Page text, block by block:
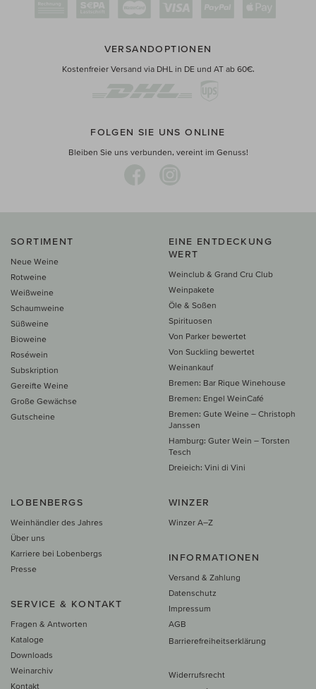
VERSANDOPTIONEN
Kostenfreier Versand via DHL in DE und AT ab 60€.
FOLGEN SIE UNS ONLINE
Bleiben Sie uns verbunden, vereint im Genuss!
SORTIMENT
Neue Weine
Rotweine
Weißweine
Schaumweine
Süßweine
Bioweine
Roséwein
Subskription
Gereifte Weine
Große Gewächse
Gutscheine
EINE ENTDECKUNG
WERT
Weinclub & Grand Cru Club
Weinpakete
Öle & Soßen
Spirituosen
Von Parker bewertet
Von Suckling bewertet
Weinankauf
Bremen: Bar Rique Winehouse
Bremen: Engel WeinCafé
Bremen: Gute Weine – Christoph
Janssen
Hamburg: Guter Wein – Torsten
Tesch
Dreieich: Vini di Vini
LOBENBERGS
Weinhändler des Jahres
Über uns
Karriere bei Lobenbergs
Presse
SERVICE & KONTAKT
Fragen & Antworten
Kataloge
Downloads
Weinarchiv
Kontakt
WINZER
Winzer A–Z
INFORMATIONEN
Versand & Zahlung
Datenschutz
Impressum
AGB
Barrierefreiheitserklärung
Widerrufsrecht